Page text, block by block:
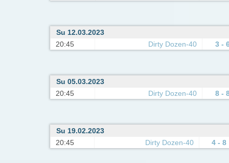
Su 12.03.2023
20:45
Dirty Dozen-40 3 -
Su 05.03.2023
20:45
Dirty Dozen-40 8 -
Su 19.02.2023
20:45
Dirty Dozen-40 4 - 8